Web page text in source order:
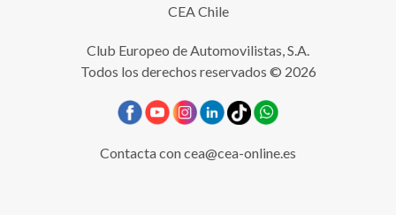
CEA Chile
Club Europeo de Automovilistas, S.A.
Todos los derechos reservados © 2026
Contacta concea@cea-online.es